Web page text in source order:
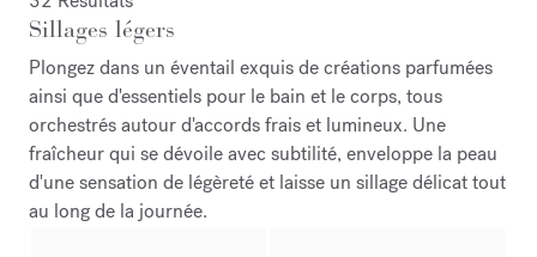
Sillages légers
Plongez dans un éventail exquis de créations parfumées
ainsi que d'essentiels pour le bain et le corps, tous
orchestrés autour d'accords frais et lumineux. Une
fraîcheur qui se dévoile avec subtilité, enveloppe la peau
d'une sensation de légèreté et laisse un sillage délicat tout
au long de la journée.